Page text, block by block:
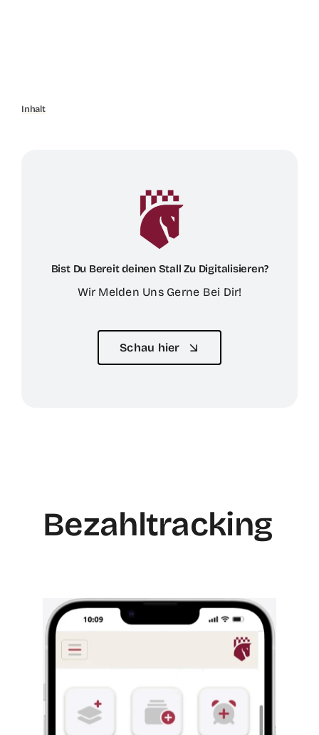
Inhalt
Bist Du Bereit deinen Stall Zu Digitalisieren?
Wir Melden Uns Gerne Bei Dir!
Schau hier
Bezahltracking